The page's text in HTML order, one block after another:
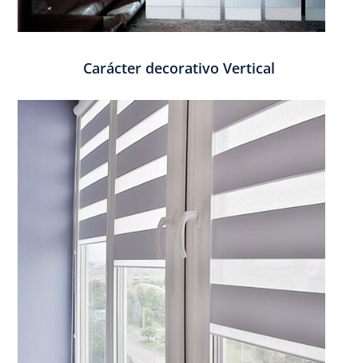
Carácter decorativo Vertical